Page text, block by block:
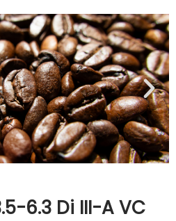
6.3 Di III-A VC